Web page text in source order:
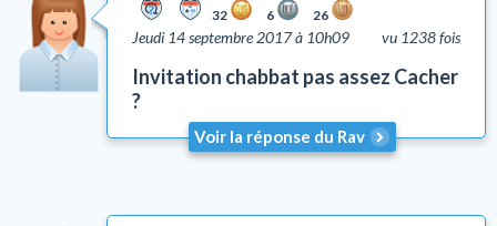
32 6 26
vu 1238 fois
Jeudi 14 septembre 2017 à 10h09
Invitation chabbat pas assez Cacher
?
Voir la réponse du Rav